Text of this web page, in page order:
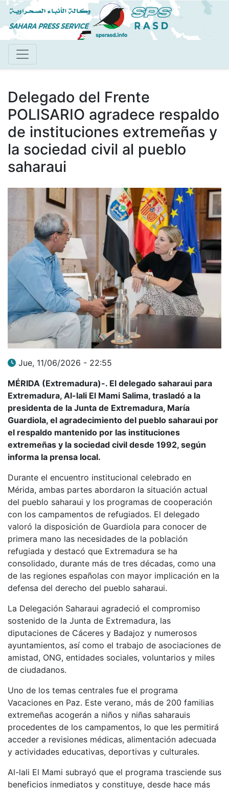
Pasar
al
contenido
Delegado del Frente
POLISARIO agradece respaldo
de instituciones extremeñas y
la sociedad civil al pueblo
saharaui
Jue, 11/06/2026 - 22:55
MÉRIDA (Extremadura)-. El delegado saharaui para
Extremadura, Al-lali El Mami Salima, trasladó a la
presidenta de la Junta de Extremadura, María
Guardiola, el agradecimiento del pueblo saharaui por
el respaldo mantenido por las instituciones
extremeñas y la sociedad civil desde 1992, según
informa la prensa local.
Durante el encuentro institucional celebrado en
Mérida, ambas partes abordaron la situación actual
del pueblo saharaui y los programas de cooperación
con los campamentos de refugiados. El delegado
valoró la disposición de Guardiola para conocer de
primera mano las necesidades de la población
refugiada y destacó que Extremadura se ha
consolidado, durante más de tres décadas, como una
de las regiones españolas con mayor implicación en la
defensa del derecho del pueblo saharaui.
La Delegación Saharaui agradeció el compromiso
sostenido de la Junta de Extremadura, las
diputaciones de Cáceres y Badajoz y numerosos
ayuntamientos, así como el trabajo de asociaciones de
amistad, ONG, entidades sociales, voluntarios y miles
de ciudadanos.
Uno de los temas centrales fue el programa
Vacaciones en Paz. Este verano, más de 200 familias
extremeñas acogerán a niños y niñas saharauis
procedentes de los campamentos, lo que les permitirá
acceder a revisiones médicas, alimentación adecuada
y actividades educativas, deportivas y culturales.
Al-lali El Mami subrayó que el programa trasciende sus
beneficios inmediatos y constituye, desde hace más